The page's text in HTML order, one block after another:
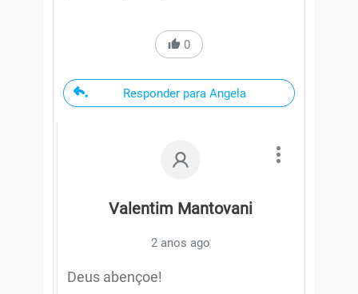
0
Responder para Angela
Valentim Mantovani
2 anos ago
Deus abençoe!